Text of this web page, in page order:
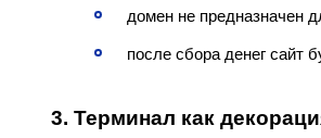
домен не предназначен
после сбора денег сайт
3. Терминал как